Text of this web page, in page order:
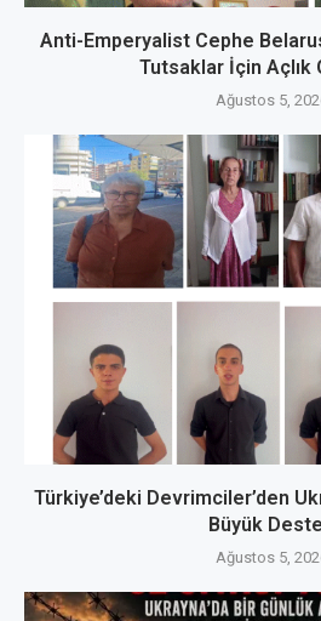
Anti-Emperyalist Cephe
Tutsaklar İçin Açlık
Ağustos 5,
Türkiye’deki Devrimciler’den
Büyük
Ağustos 5,